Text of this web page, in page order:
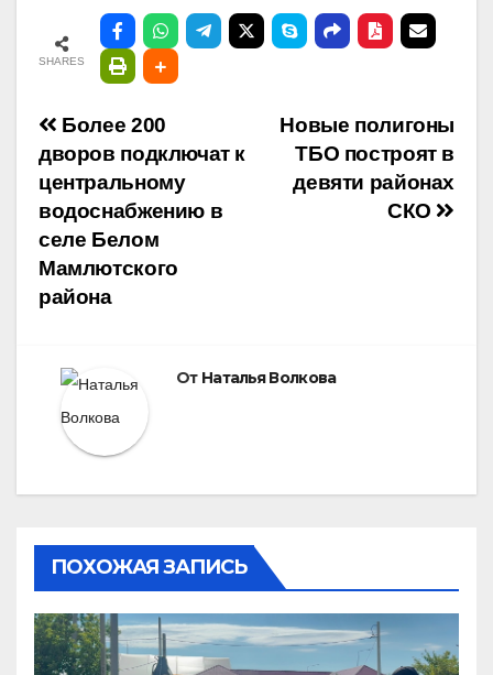
SHARES
Навигация
по
записям
Новые полигоны
ТБО построят в
девяти районах
СКО
Более 200
дворов подключат к
центральному
водоснабжению в
селе Белом
Мамлютского
района
От Наталья Волкова
ПОХОЖАЯ ЗАПИСЬ